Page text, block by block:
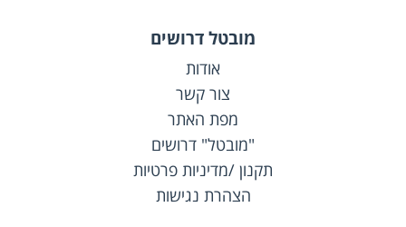
מובטל דרושים
אודות
צור קשר
מפת האתר
"מובטל" דרושים
תקנון /מדיניות פרטיות
הצהרת נגישות